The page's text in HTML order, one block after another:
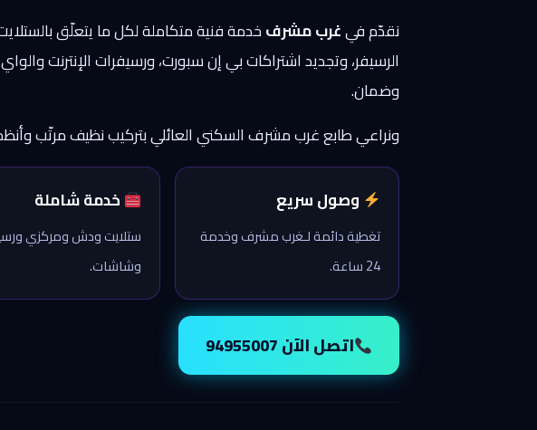
نقدّم فيغرب مشرفخدمة فنية متكاملة لكل ما يتعلّق
الرسيفر، وتجديد اشتراكات بي إن سبورت، ورسيفرات الإنترنت
وضمان.
ونراعي طابع غرب مشرف السكني العائلي بتركيب نظيف مرتّب
وصول سريع
تغطية دائمة لـغرب مشرف وخدمة
24 ساعة.
خدمة شاملة
ستلايت ودش ومركزي
وشاشات.
اتصل الآن 94955007